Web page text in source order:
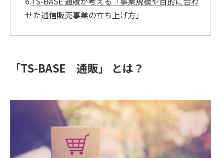
せた通信販売事業の立ち上げ方」
「TS-BASE 通販」 とは？